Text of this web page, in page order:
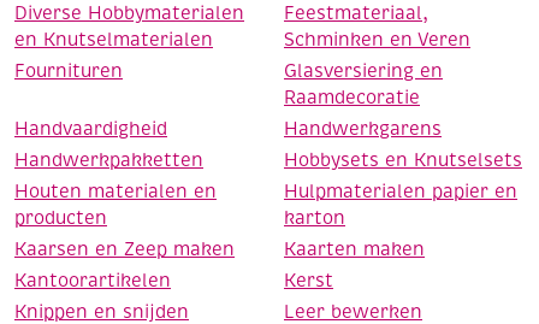
Diverse Hobbymaterialen
en Knutselmaterialen
Feestmateriaal,
Schminken en Veren
Fournituren
Glasversiering en
Raamdecoratie
Handvaardigheid
Handwerkgarens
Handwerkpakketten
Hobbysets en Knutselsets
Houten materialen en
producten
Hulpmaterialen papier en
karton
Kaarsen en Zeep maken
Kaarten maken
Kantoorartikelen
Kerst
Knippen en snijden
Leer bewerken